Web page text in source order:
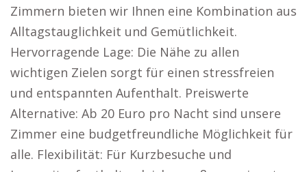
Zimmern bieten wir Ihnen eine Kombination aus
Alltagstauglichkeit und Gemütlichkeit.
Hervorragende Lage: Die Nähe zu allen
wichtigen Zielen sorgt für einen stressfreien
und entspannten Aufenthalt. Preiswerte
Alternative: Ab 20 Euro pro Nacht sind unsere
Zimmer eine budgetfreundliche Möglichkeit für
alle. Flexibilität: Für Kurzbesuche und